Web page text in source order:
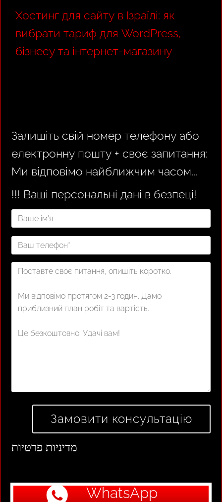
Хостинг для сайту в Ізраїлі: як
вибрати тариф для WordPress,
бізнесу та інтернет-магазину
Залишіть свій номер телефону або
електронну пошту + своє запитання:
Ми відповімо найближчим часом...
!!! Ваші персональні дані в безпеці!
מדיניות פרטיות
WhatsApp